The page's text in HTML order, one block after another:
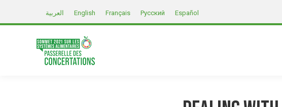
العربية English Français Русский Español